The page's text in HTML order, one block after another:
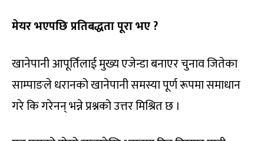
मेयर भएपछि प्रतिबद्धता पूरा भए ?
खानेपानी आपूर्तिलाई मुख्य एजेन्डा बनाएर चुनाव जितेका
साम्पाङले धरानको खानेपानी समस्या पूर्ण रूपमा समाधान
गरे कि गरेनन् भन्ने प्रश्नको उत्तर मिश्रित छ ।